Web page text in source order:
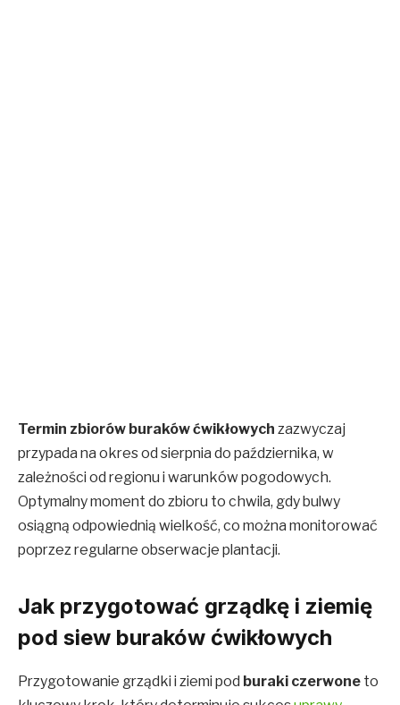
Termin zbiorów buraków ćwikłowych zazwyczaj
przypada na okres od sierpnia do października, w
zależności od regionu i warunków pogodowych.
Optymalny moment do zbioru to chwila, gdy bulwy
osiągną odpowiednią wielkość, co można monitorować
poprzez regularne obserwacje plantacji.
Jak przygotować grządkę i ziemię
pod siew buraków ćwikłowych
Przygotowanie grządki i ziemi pod buraki czerwone to